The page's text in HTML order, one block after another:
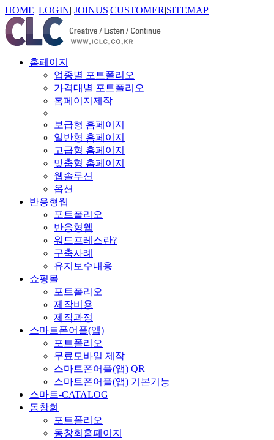
HOME| LOGIN| JOINUS|CUSTOMER|SITEMAP
홈페이지
업종별 포트폴리오
가격대별 포트폴리오
홈페이지제작
보급형 홈페이지
일반형 홈페이지
고급형 홈페이지
맞춤형 홈페이지
웹솔루션
옵션
반응형웹
포트폴리오
반응형웹
워드프레스란?
구축사례
유지보수내용
쇼핑몰
포트폴리오
제작비용
제작과정
스마트폰어플(앱)
포트폴리오
무료모바일 제작
스마트폰어플(앱) QR
스마트폰어플(앱) 기본기능
스마트-CATALOG
동창회
포트폴리오
동창회홈페이지